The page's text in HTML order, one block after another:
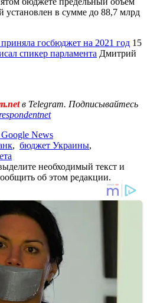
установлен в сумме до 88,7 млрд
госбюджет на 2021 год 15
спикер парламента Дмитрий
в Telegram. Подписывайтесь
News
, бюджет Украины,
необходимый текст и
об этом редакции.